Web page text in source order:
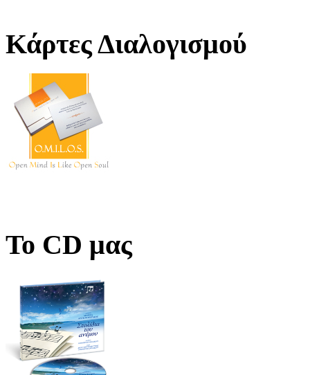
Κάρτες Διαλογισμού
Το CD μας